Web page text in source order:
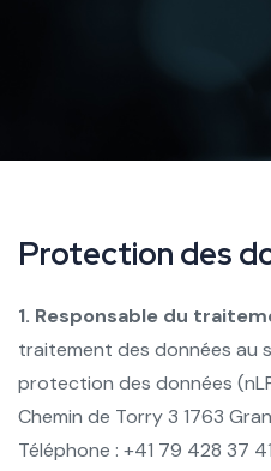
Protection des
1. Responsable du
traitement des données au
protection des données
Chemin de Torry 3 1763
Téléphone : +41 79 428 37 41